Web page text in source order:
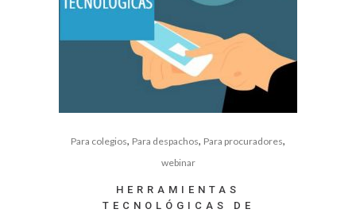
Para colegios, Para despachos, Para procuradores,
webinar
HERRAMIENTAS
TECNOLÓGICAS DE